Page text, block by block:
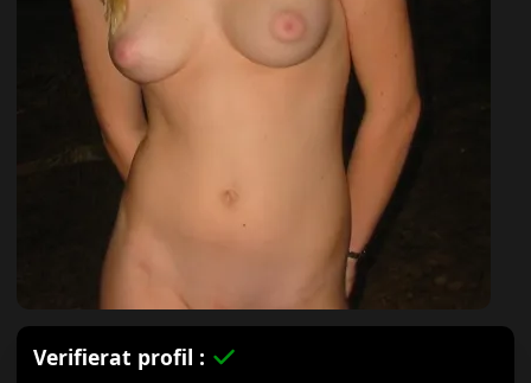
Verifierat profil :